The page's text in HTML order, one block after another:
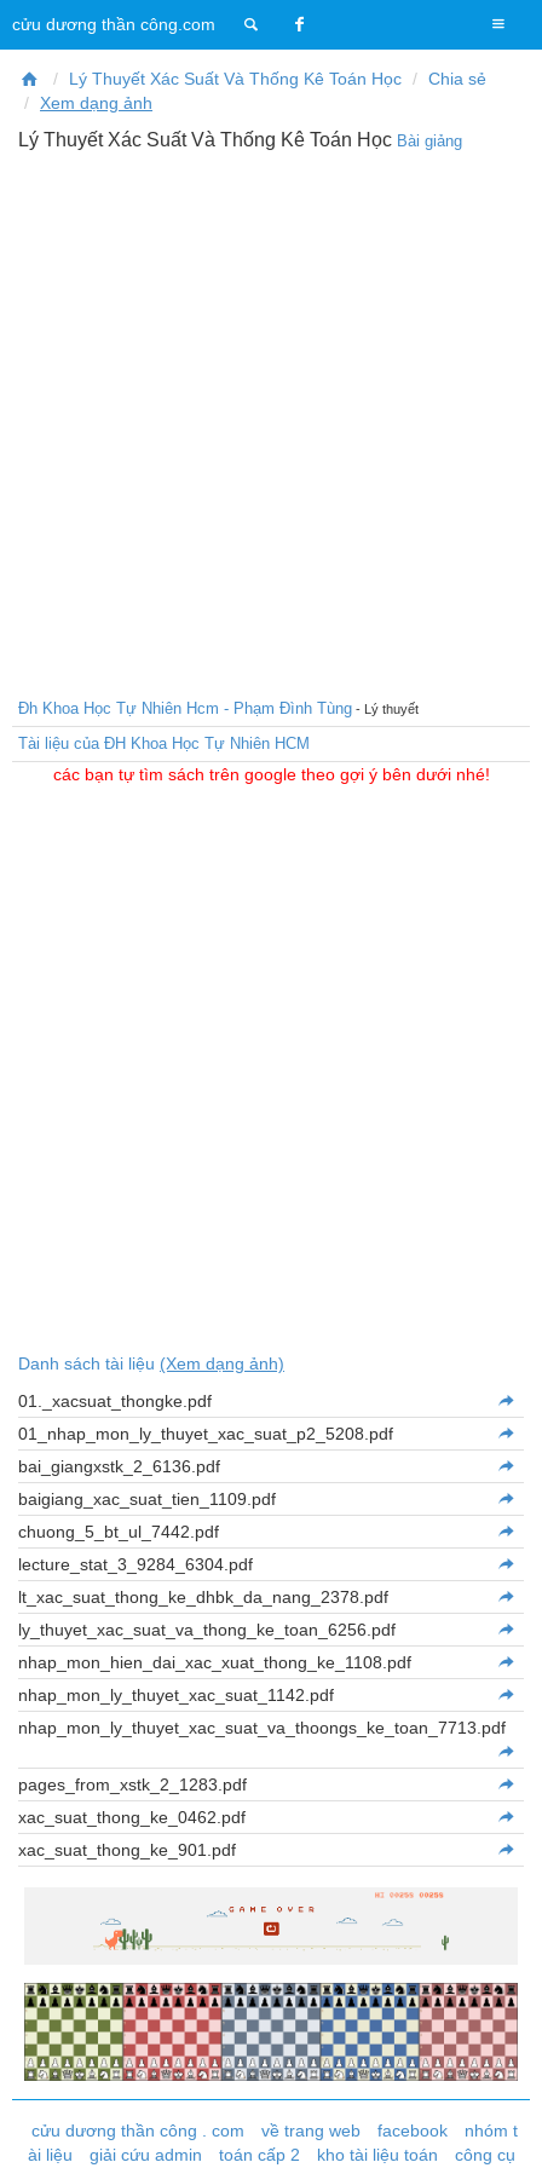
T
o
cửu dương thần công.com
Lý Thuyết Xác Suất Và Thống Kê Toán Học
Chia sẻ
Xem dạng ảnh
Lý Thuyết Xác Suất Và Thống Kê Toán Học Bài giảng
Đh Khoa Học Tự Nhiên Hcm - Phạm Đình Tùng - Lý thuyết
Tài liệu của ĐH Khoa Học Tự Nhiên HCM
các bạn tự tìm sách trên google theo gợi ý bên dưới nhé!
Danh sách tài liệu (Xem dạng ảnh)
01._xacsuat_thongke.pdf
01_nhap_mon_ly_thuyet_xac_suat_p2_5208.pdf
bai_giangxstk_2_6136.pdf
baigiang_xac_suat_tien_1109.pdf
chuong_5_bt_ul_7442.pdf
lecture_stat_3_9284_6304.pdf
lt_xac_suat_thong_ke_dhbk_da_nang_2378.pdf
ly_thuyet_xac_suat_va_thong_ke_toan_6256.pdf
nhap_mon_hien_dai_xac_xuat_thong_ke_1108.pdf
nhap_mon_ly_thuyet_xac_suat_1142.pdf
nhap_mon_ly_thuyet_xac_suat_va_thoongs_ke_toan_7713.pdf
pages_from_xstk_2_1283.pdf
xac_suat_thong_ke_0462.pdf
xac_suat_thong_ke_901.pdf
cửu dương thần công . com về trang web facebook
nhóm t
ài liệu
giải cứu admin toán cấp 2 kho tài liệu toán công cụ